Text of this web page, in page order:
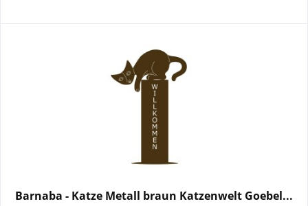
Barnaba - Katze Metall braun Katzenwelt Goebel...